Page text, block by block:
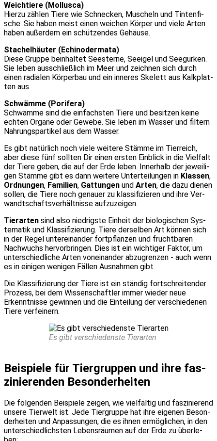
Weich­tie­re (Mol­lu­s­ca)
Hier­zu zäh­len Tie­re wie Schne­cken, Muscheln und Tin­ten­fi­
sche. Sie haben meist einen wei­chen Kör­per und vie­le Arten
haben außer­dem ein schüt­zen­des Gehäu­se.
Sta­chel­häu­ter (Echi­no­der­ma­ta)
Die­se Grup­pe beinhal­tet See­ster­ne, See­igel und See­gur­ken.
Sie leben aus­schließ­lich im Meer und zeich­nen sich durch
einen radia­len Kör­per­bau und ein inne­res Ske­lett aus Kalk­plat­
ten aus.
Schwäm­me (Porif­era)
Schwäm­me sind die ein­fachs­ten Tie­re und besit­zen kei­ne
ech­ten Orga­ne oder Gewe­be. Sie leben im Was­ser und fil­tern
Nah­rungs­par­ti­kel aus dem Was­ser.
Es gibt natür­lich noch vie­le wei­te­re Stäm­me im Tier­reich,
aber die­se fünf soll­ten Dir einen ers­ten Ein­blick in die Viel­falt
der Tie­re geben, die auf der Erde leben. Inner­halb der jewei­li­
gen Stäm­me gibt es dann wei­te­re Unter­tei­lun­gen in Klas­sen,
Ord­nun­gen, Fami­li­en, Gat­tun­gen und Arten, die dazu die­nen
sol­len, die Tie­re noch genau­er zu klas­si­fi­zie­ren und ihre Ver­
wandt­schafts­ver­hält­nis­se auf­zu­zei­gen.
Tier­ar­ten sind also nied­rigs­te Ein­heit der bio­lo­gi­schen Sys­
te­ma­tik und Klas­si­fi­zie­rung. Tie­re der­sel­ben Art kön­nen sich
in der Regel unter­ein­an­der fort­pflan­zen und frucht­ba­ren
Nach­wuchs her­vor­brin­gen. Dies ist ein wich­ti­ger Fak­tor, um
unter­schied­li­che Arten von­ein­an­der abzu­gren­zen - auch wenn
es in eini­gen weni­gen Fäl­len Aus­nah­men gibt.
Die Klas­si­fi­zie­rung der Tie­re ist ein stän­dig fort­schrei­ten­der
Pro­zess, bei dem Wis­sen­schaft­ler immer wie­der neue
Erkennt­nis­se gewin­nen und die Ein­tei­lung der ver­schie­de­nen
Tie­re ver­fei­nern.
Es gibt ver­schie­dens­te Tier­ar­ten
Bei­spie­le für Tier­grup­pen und ihre fas­
zi­nie­ren­den Beson­der­hei­ten
Die fol­gen­den Bei­spie­le zei­gen, wie viel­fäl­tig und fas­zi­nie­rend
unse­re Tier­welt ist. Jede Tier­grup­pe hat ihre eige­nen Beson­
der­hei­ten und Anpas­sun­gen, die es ihnen ermög­li­chen, in den
unter­schied­lichs­ten Lebens­räu­men auf der Erde zu über­le­